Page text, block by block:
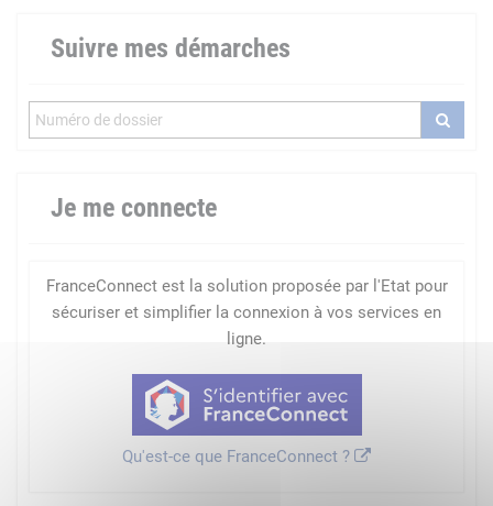
Suivre mes démarches
Je me connecte
FranceConnect est la solution proposée par l'Etat pour
sécuriser et simplifier la connexion à vos services en
ligne.
Qu'est-ce que FranceConnect ?